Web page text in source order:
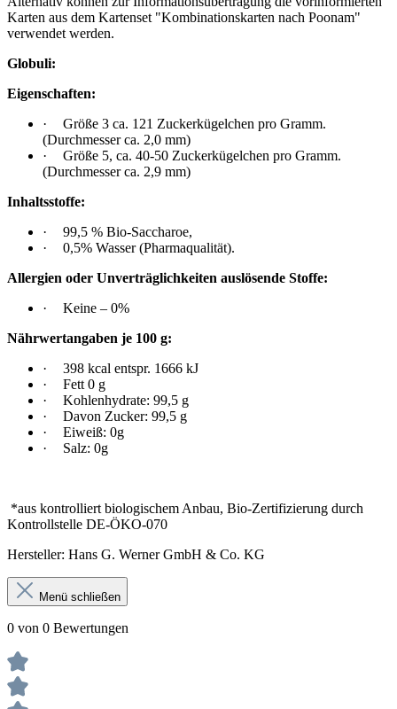
Karten aus dem Kartenset "Kombinationskarten nach Poonam"
verwendet werden.
Globuli:
Eigenschaften:
·
Größe 3 ca. 121 Zuckerkügelchen pro Gramm.
(Durchmesser ca. 2,0 mm)
·
Größe 5, ca. 40-50 Zuckerkügelchen pro Gramm.
(Durchmesser ca. 2,9 mm)
Inhaltsstoffe:
·
99,5 % Bio-Saccharoe,
·
0,5% Wasser (Pharmaqualität).
Allergien oder Unverträglichkeiten auslösende Stoffe:
·
Keine – 0%
Nährwertangaben je 100 g:
·
398 kcal entspr. 1666 kJ
·
Fett 0 g
·
Kohlenhydrate: 99,5 g
·
Davon Zucker: 99,5 g
·
Eiweiß: 0g
·
Salz: 0g
*aus kontrolliert biologischem Anbau, Bio-Zertifizierung durch
Kontrollstelle DE-ÖKO-070
Hersteller: Hans G. Werner GmbH & Co. KG
Menü schließen
0 von 0 Bewertungen